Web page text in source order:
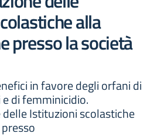
alla
presso la società
in favore degli orfani di
di femminicidio.
delle Istituzioni scolastiche